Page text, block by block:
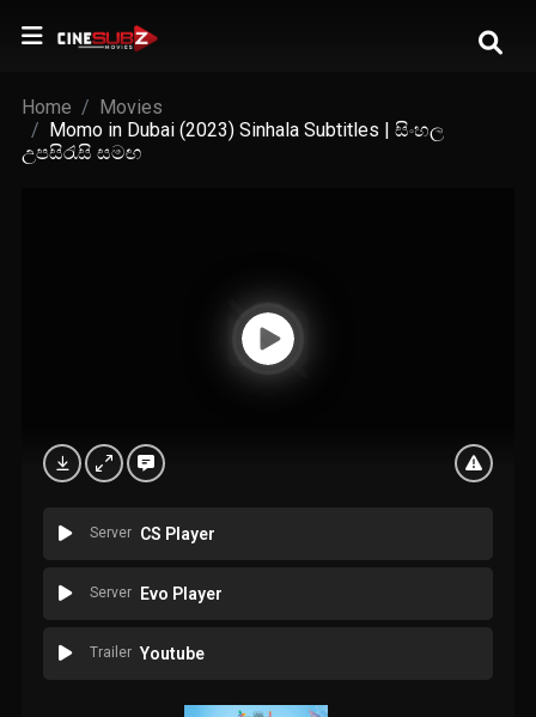
Home
Movies
Momo in Dubai (2023) Sinhala Subtitles | සිංහල
උපසිරැසි සමඟ
Server CS Player
Server Evo Player
Trailer Youtube